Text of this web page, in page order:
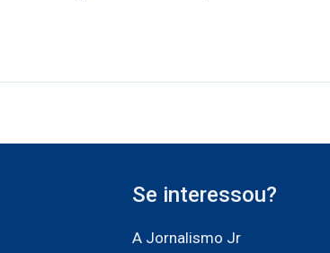
Se interessou?
A Jornalismo Jr